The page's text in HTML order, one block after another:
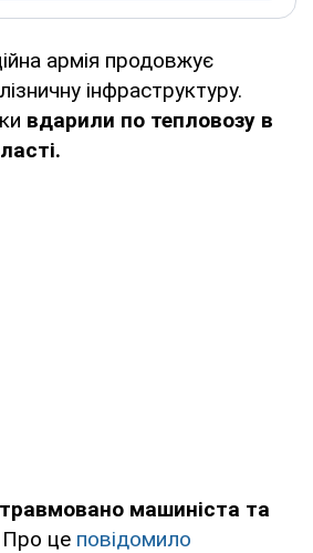
армія продовжує
інфраструктуру.
вдарили по тепловозу в
травмовано машиніста та
Про це повідомило